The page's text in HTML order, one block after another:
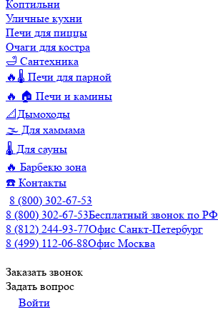
Коптильни
Уличные кухни
Печи для пиццы
Очаги для костра
🛁 Сантехника
🔥🌡️ Печи для парной
🔥 🏠 Печи и камины
📐Дымоходы
🌫️ Для хаммама
🌡️ Для сауны
🔥 Барбекю зона
☎️ Контакты
8 (800) 302-67-53
8 (800) 302-67-53Бесплатный звонок по РФ
8 (812) 244-93-77Офис Санкт-Петербург
8 (499) 112-06-88Офис Москва
Заказать звонок
Задать вопрос
Войти